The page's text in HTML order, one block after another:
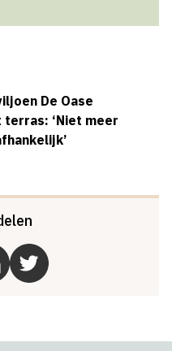
De Oase
‘Niet meer